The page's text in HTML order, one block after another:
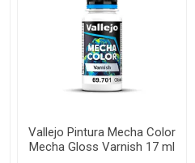
Vallejo Pintura Mecha Color
Mecha Gloss Varnish 17 ml